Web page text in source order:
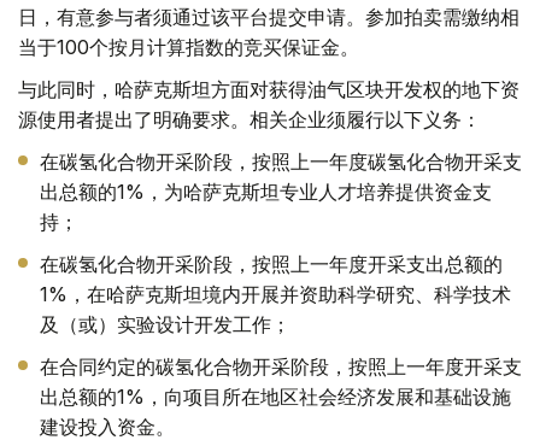
日，有意参与者须通过该平台提交申请。参加拍卖需缴纳相
当于100个按月计算指数的竞买保证金。
与此同时，哈萨克斯坦方面对获得油气区块开发权的地下资
源使用者提出了明确要求。相关企业须履行以下义务：
在碳氢化合物开采阶段，按照上一年度碳氢化合物开采支
出总额的1%，为哈萨克斯坦专业人才培养提供资金支
持；
在碳氢化合物开采阶段，按照上一年度开采支出总额的
1%，在哈萨克斯坦境内开展并资助科学研究、科学技术
及（或）实验设计开发工作；
在合同约定的碳氢化合物开采阶段，按照上一年度开采支
出总额的1%，向项目所在地区社会经济发展和基础设施
建设投入资金。